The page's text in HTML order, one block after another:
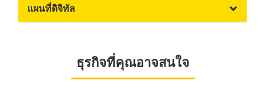
แผนที่ดิจิทัล
ธุรกิจที่คุณอาจสนใจ